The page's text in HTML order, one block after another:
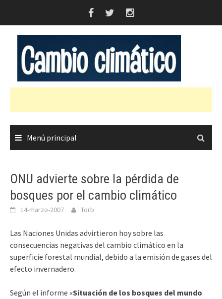
Menú principal
ONU advierte sobre la pérdida de
bosques por el cambio climático
14-marzo-2007 Torb
Las Naciones Unidas advirtieron hoy sobre las
consecuencias negativas del cambio climático en la
superficie forestal mundial, debido a la emisión de gases del
efecto invernadero.
Según el informe «Situación de los bosques del mundo